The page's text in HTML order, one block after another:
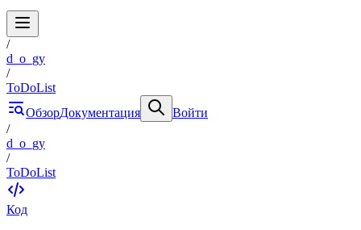
/
d_o_gy
/
ToDoList
ОбзорДокументация
Войти
/
d_o_gy
/
ToDoList
Код